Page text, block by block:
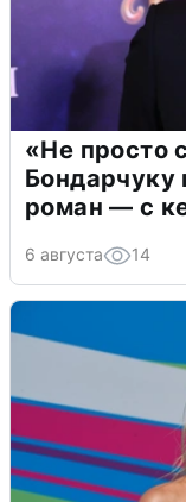
«Не просто
роман — с
6 августа 14